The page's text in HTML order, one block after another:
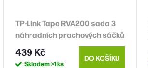
TP-Link Tapo RVA200 sada 3
náhradních prachových sáčků
(3x 4L) pro Tapo RV30 Plus,
RV10 Plus
439 Kč
Skladem>1 ks
DO KOŠÍKU